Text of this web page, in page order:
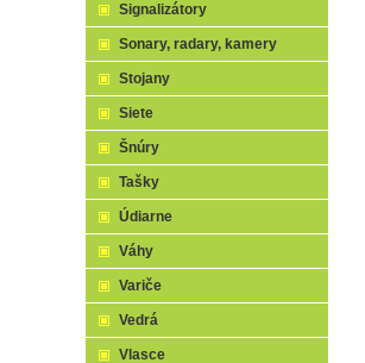
Signalizátory
Sonary, radary, kamery
Stojany
Siete
Šnúry
Tašky
Údiarne
Váhy
Variče
Vedrá
Vlasce